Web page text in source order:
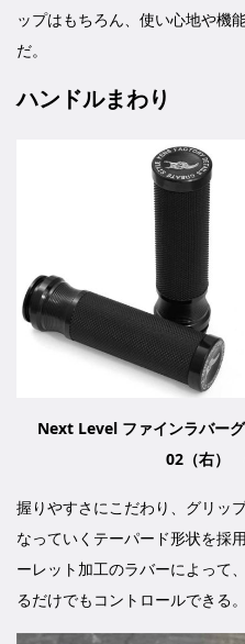
ップはもちろん、使い心地や機
だ。
ハンドルまわり
Next Level ファインラバー
02（右）
握りやすさにこだわり、グリッ
なっていくテーパード形状を採
ーレット加工のラバーによって
るだけでもコントロールできる。